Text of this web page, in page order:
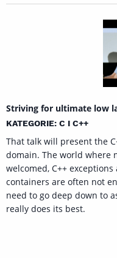
Striving for ultimate low
KATEGORIE: C I C++
That talk will present the
domain. The world where
welcomed, C++
containers are often not
need to go deep down to
really does its best.